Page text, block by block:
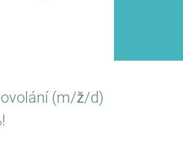
(m/ž/d)